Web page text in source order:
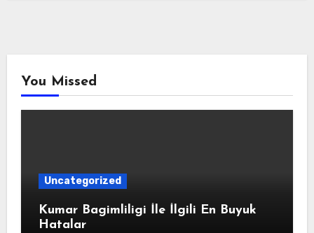
You Missed
Uncategorized
Kumar Bagimliligi İle İlgili En Buyuk
Hatalar